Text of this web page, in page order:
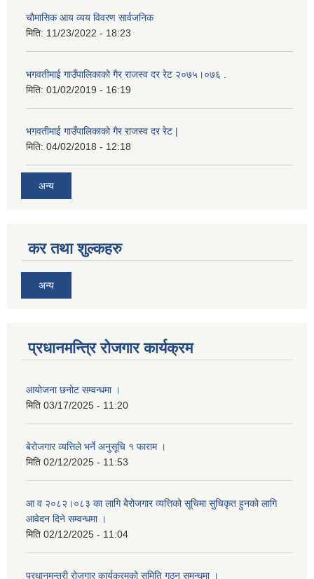
चाैमासिक आय व्यय विवरण सार्वजनिक
मिति: 11/23/2022 - 18:23
भगवतीमाई गाउँपालिकाको गैर राजस्व दर रेट २०७५।०७६ .
मिति: 01/02/2019 - 16:19
भगवतीमाई गाउँपालिकाको गैर राजस्व दर रेट |
मिति: 04/02/2018 - 12:18
अन्य
कर तथा शुल्कहरु
अन्य
प्रधानमन्त्रि रोजगार कार्यक्रम
आयोजना छनोट सम्वन्धमा ।
मिति 03/17/2025 - 11:20
बेरोजगार व्यत्तिले भर्ने अनुसूचि १ फाराम ।
मिति 02/12/2025 - 11:53
आ व २०८२।०८३ का लागि बेेरोजगार व्यत्तिको सूचिमा सुचिकृत हुनको लागि
आवेदन दिने सम्वन्धमा ।
मिति 02/12/2025 - 11:04
प्रधानमन्त्री रोजगार कार्यक्रमको समिति गठन समन्धमा ।